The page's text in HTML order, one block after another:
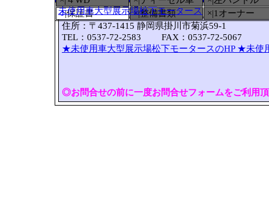
○|保証書 ×|整備書類 ×|1オーナー
未使用車大型展示場松下モータース
住所：〒437-1415 静岡県掛川市菊浜59-1
TEL：0537-72-2583 FAX：0537-72-5067
★未使用車大型展示場松下モータースのHP ★未使
◎お問合せの前に一度お問合せフォームをご利用